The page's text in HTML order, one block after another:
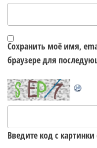
Сохранить моё имя,
браузере для
Введите код с картинки